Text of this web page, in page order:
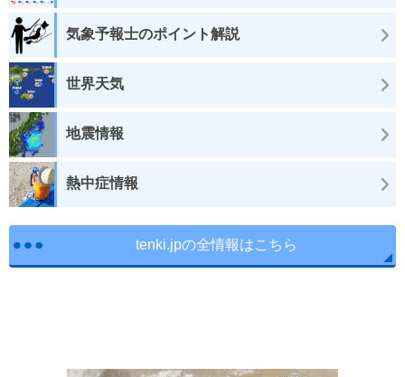
気象予報士のポイント解説
世界天気
地震情報
熱中症情報
tenki.jpの全情報はこちら